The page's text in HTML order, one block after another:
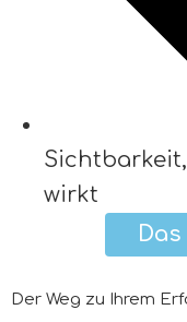
wirkt
Der Weg zu Ihrem